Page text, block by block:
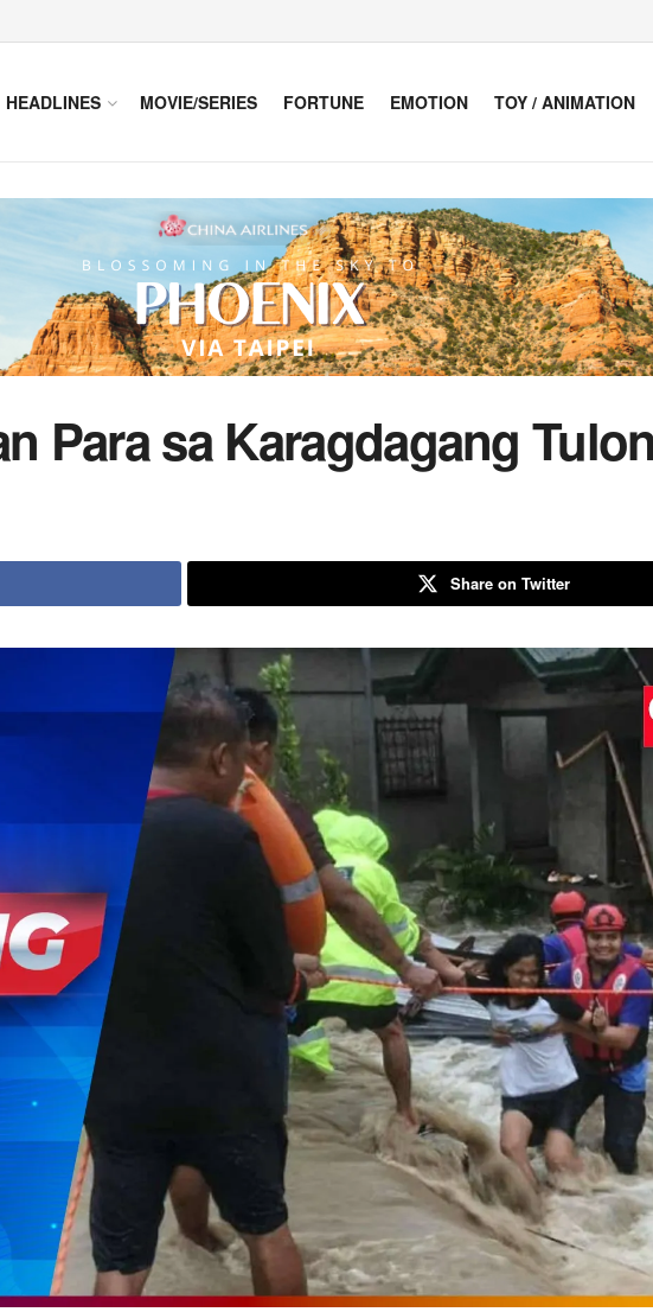
HEADLINES MOVIE/SERIES FORTUNE EMOTION TOY / ANIMATION
Para sa Karagdagang
Share on Twitter